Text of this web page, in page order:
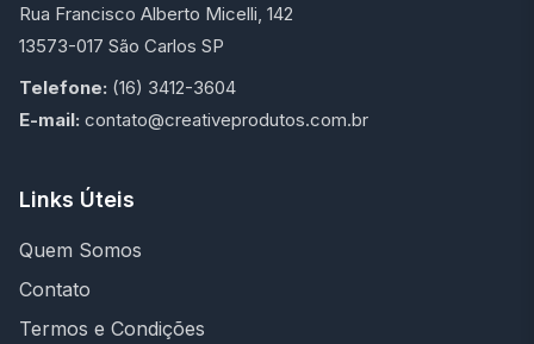
Rua Francisco Alberto Micelli, 142
13573-017 São Carlos SP
Telefone: (16) 3412-3604
E-mail: contato@creativeprodutos.com.br
Links Úteis
Quem Somos
Contato
Termos e Condições